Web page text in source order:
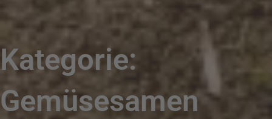
Kategorie:
Gemüsesamen